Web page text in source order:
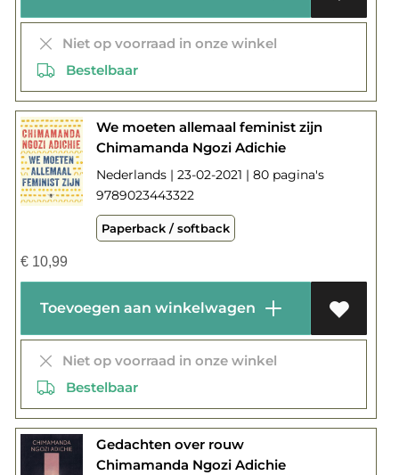
Niet op voorraad in onze winkel
Bestelbaar
We moeten allemaal feminist zijn
Chimamanda Ngozi Adichie
Nederlands | 23-02-2021 | 80 pagina's
9789023443322
Paperback / softback
€10,99
Toevoegen aan winkelwagen
Niet op voorraad in onze winkel
Bestelbaar
Gedachten over rouw
Chimamanda Ngozi Adichie